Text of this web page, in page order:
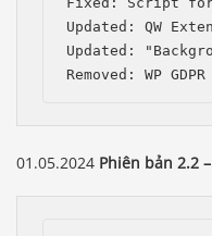
Updated: QW
Updated:
Removed: WP
01.05.2024 Phiên bản 2.2